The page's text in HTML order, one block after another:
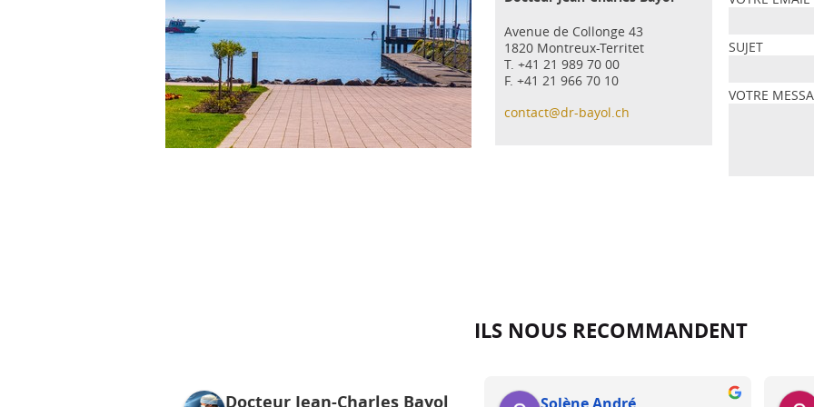
Avenue de Collonge 43
1820 Montreux-Territet
T. +41 21 989 70 00
F. +41 21 966 70 10
contact@dr-bayol.ch
SUJET
VOTRE
ILS NOUS RECOMMANDENT
Docteur Jean-Charles Bayol